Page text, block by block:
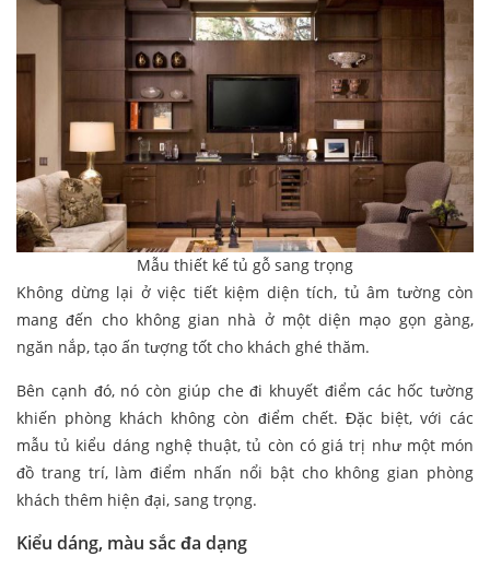
Mẫu thiết kế tủ gỗ sang trọng
Không dừng lại ở việc tiết kiệm diện tích, tủ âm tường còn
mang đến cho không gian nhà ở một diện mạo gọn gàng,
ngăn nắp, tạo ấn tượng tốt cho khách ghé thăm.
Bên cạnh đó, nó còn giúp che đi khuyết điểm các hốc tường
khiến phòng khách không còn điểm chết. Đặc biệt, với các
mẫu tủ kiểu dáng nghệ thuật, tủ còn có giá trị như một món
đồ trang trí, làm điểm nhấn nổi bật cho không gian phòng
khách thêm hiện đại, sang trọng.
Kiểu dáng, màu sắc đa dạng